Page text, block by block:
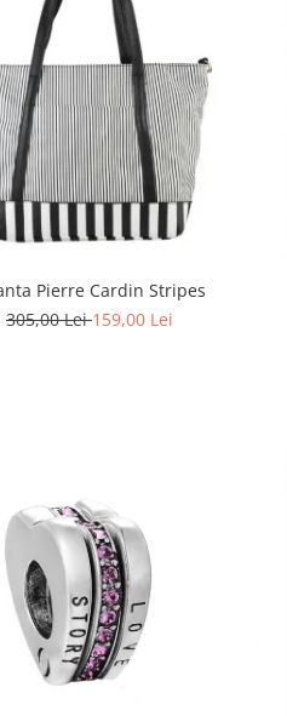
Pierre Cardin Stripes
305,00 Lei159,00 Lei